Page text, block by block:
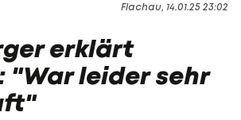
Flachau, 14.01.25 23:02
erklärt
"War leider sehr